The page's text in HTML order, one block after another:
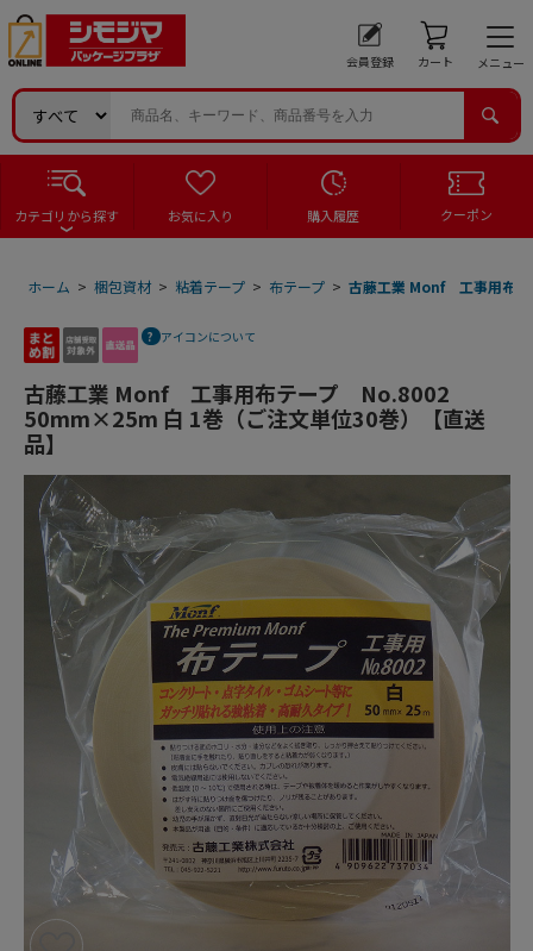
会員登録 カート メニュー
カテゴリから探す お気に入り 購入履歴 クーポン
ホーム > 梱包資材 > 粘着テープ > 布テープ > 古藤工業 Monf 工事用布
アイコンについて
古藤工業 Monf 工事用布テープ No.8002
50mm×25m 白 1巻（ご注文単位30巻）【直送
品】